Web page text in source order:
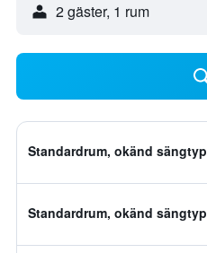
2 gäster, 1 rum
Standardrum, okänd sängtyp
Standardrum, okänd sängtyp